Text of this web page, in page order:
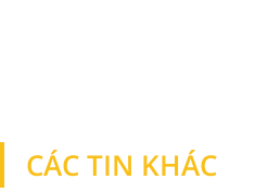
CÁC TIN KHÁC